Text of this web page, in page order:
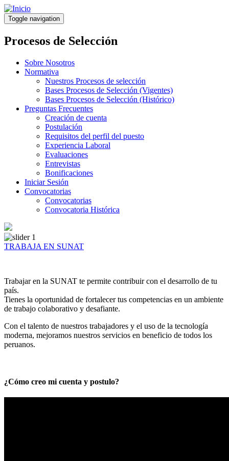
Pasar
al
contenido
principal
Toggle navigation
Procesos de Selección
Sobre Nosotros
Normativa
Nuestros Procesos de selección
Bases Procesos de Selección (Vigentes)
Bases Procesos de Selección (Histórico)
Preguntas Frecuentes
Creación de cuenta
Postulación
Requisitos del perfil del puesto
Experiencia Laboral
Evaluaciones
Entrevistas
Bonificaciones
Iniciar Sesión
Convocatorias
Convocatorias
Convocatoria Histórica
TRABAJA EN SUNAT
Trabajar en la SUNAT te permite contribuir con el desarrollo de tu
país.
Tienes la oportunidad de fortalecer tus competencias en un ambiente
de trabajo colaborativo y desafiante.
Con el talento de nuestros trabajadores y el uso de la tecnología
moderna, mejoramos nuestros servicios en beneficio de todos los
peruanos.
¿Cómo creo mi cuenta y postulo?